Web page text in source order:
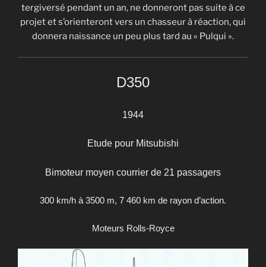
tergiversé pendant un an, ne donneront pas suite à ce
projet et s’orienteront vers un chasseur à réaction, qui
donnera naissance un peu plus tard au « Pulqui ».
D350
1944
Etude pour Mitsubishi
Bimoteur moyen courrier de 21 passagers
300 km/h à 3500 m, 7 460 km de rayon d’action.
Moteurs Rolls-Royce